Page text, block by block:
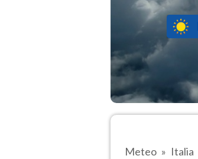
Meteo Italia